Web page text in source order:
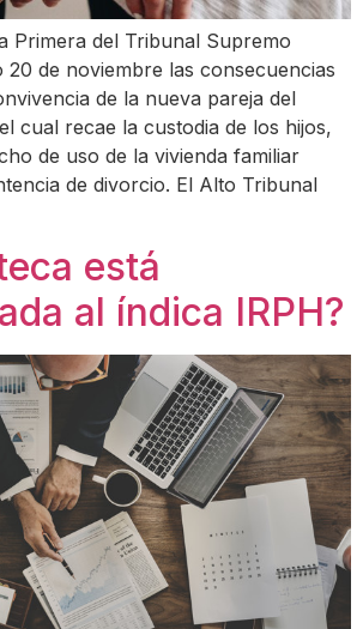
Primera del Tribunal Supremo
20 de noviembre las consecuencias
de la nueva pareja del
cual recae la custodia de los hijos,
de uso de la vivienda familiar
de divorcio. El Alto Tribunal
está
al índica IRPH?